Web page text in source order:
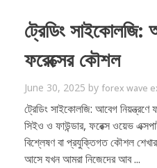
ট্রেডিং সাইকোলজি:
ফরেক্সের কৌশল
June 30, 2025 by forex wave
ট্রেডিং সাইকোলজি: আবেগ
সিইও ও ফাউন্ডার, ফরেক্স ওয়েভ
বিশ্লেষণ বা প্রযুক্তিগত কৌশল
আসে যখন আমরা নিজেদের আব ...